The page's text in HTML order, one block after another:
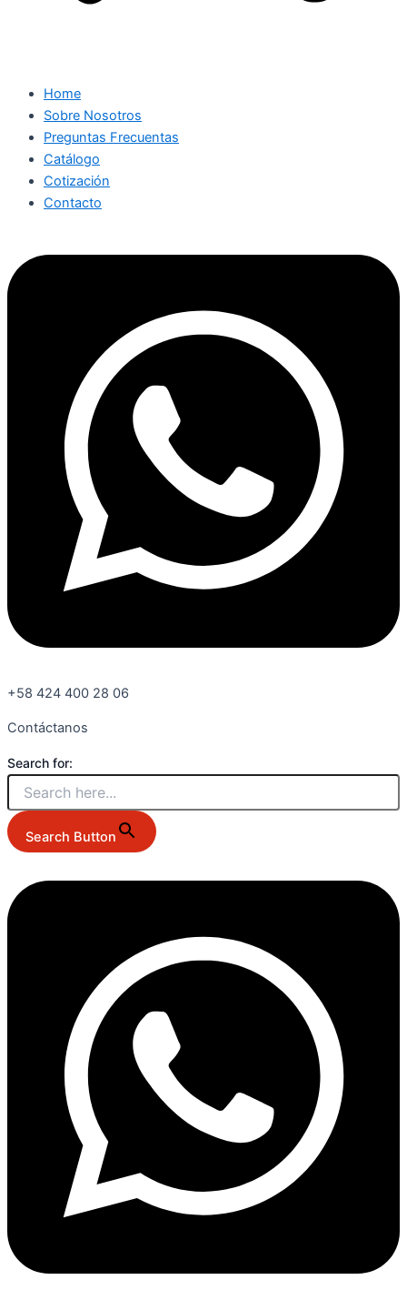
Home
Sobre Nosotros
Preguntas Frecuentas
Catálogo
Cotización
Contacto
+58 424 400 28 06
Contáctanos
Search for:
Search Button